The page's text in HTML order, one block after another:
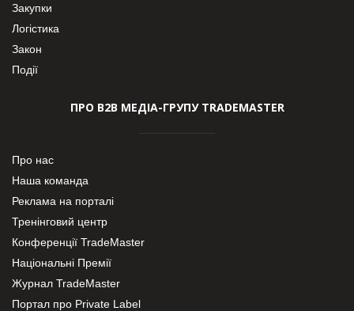
Закупки
Логістика
Закон
Події
ПРО В2В МЕДІА-ГРУПУ TRADEMASTER
Про нас
Наша команда
Реклама на порталі
Тренінговий центр
Конференції TradeMaster
Національні Премії
Журнал TradeMaster
Портал про Private Label